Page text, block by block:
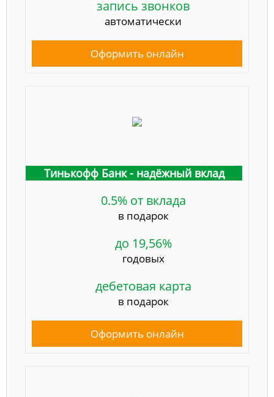
запись звонков
автоматически
Оформить онлайн
Тинькофф Банк - надёжный вклад
0.5% от вклада
в подарок
до 19,56%
годовых
дебетовая карта
в подарок
Оформить онлайн